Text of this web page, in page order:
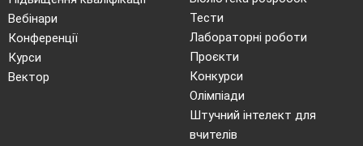
Вебінари
Конференції
Курси
Вектор
Тести
Лабораторні роботи
Проєкти
Конкурси
Олімпіади
Штучний інтелект для
вчителів